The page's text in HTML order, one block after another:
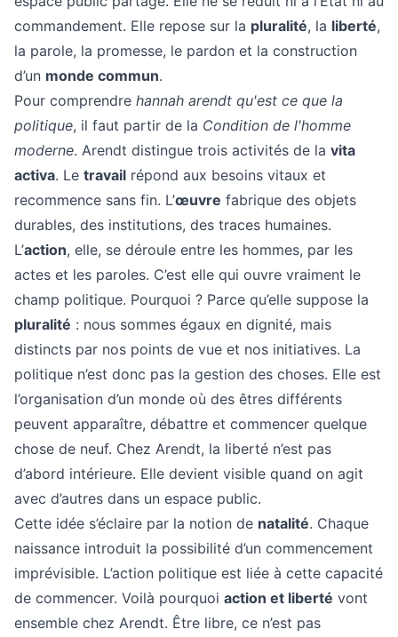
commandement. Elle repose sur la pluralité, la liberté,
la parole, la promesse, le pardon et la construction
d’un monde commun.
Pour comprendre hannah arendt qu'est ce que la
politique, il faut partir de la Condition de l'homme
moderne. Arendt distingue trois activités de la vita
activa. Le travail répond aux besoins vitaux et
recommence sans fin. L’œuvre fabrique des objets
durables, des institutions, des traces humaines.
L’action, elle, se déroule entre les hommes, par les
actes et les paroles. C’est elle qui ouvre vraiment le
champ politique. Pourquoi ? Parce qu’elle suppose la
pluralité : nous sommes égaux en dignité, mais
distincts par nos points de vue et nos initiatives. La
politique n’est donc pas la gestion des choses. Elle est
l’organisation d’un monde où des êtres différents
peuvent apparaître, débattre et commencer quelque
chose de neuf. Chez Arendt, la liberté n’est pas
d’abord intérieure. Elle devient visible quand on agit
avec d’autres dans un espace public.
Cette idée s’éclaire par la notion de natalité. Chaque
naissance introduit la possibilité d’un commencement
imprévisible. L’action politique est liée à cette capacité
de commencer. Voilà pourquoi action et liberté vont
ensemble chez Arendt. Être libre, ce n’est pas